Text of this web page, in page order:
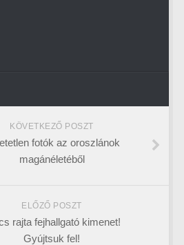
KÖVETKEZŐ POSZT
fotók az oroszlánok
magánéletéből
ELŐZŐ POSZT
rajta fejhallgató kimenet!
Gyújtsuk fel!